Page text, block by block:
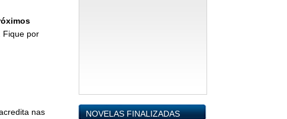
Fique por
nas
NOVELAS FINALIZADAS